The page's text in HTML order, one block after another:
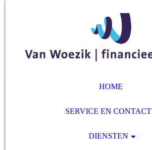
HOME
SERVICE EN CONTACT
DIENSTEN